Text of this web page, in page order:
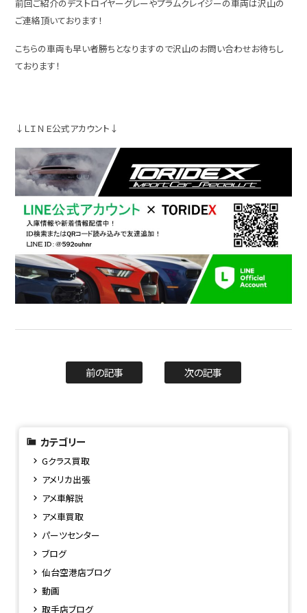
前回ご紹介のデストロイヤーグレーやプラムクレイジーの車両は沢山の
ご連絡頂いております！
こちらの車両も早い者勝ちとなりますので沢山のお問い合わせお待ちし
ております！
↓ＬＩＮＥ公式アカウント↓
前の記事 次の記事
カテゴリー
Gクラス買取
アメリカ出張
アメ車解説
アメ車買取
パーツセンター
ブログ
仙台空港店ブログ
動画
取手店ブログ